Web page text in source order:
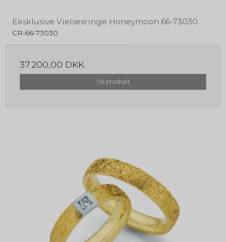
Eksklusive Vielsesringe Honeymoon 66-73030
CR-66-73030
37.200,00 DKK
Vis produkt